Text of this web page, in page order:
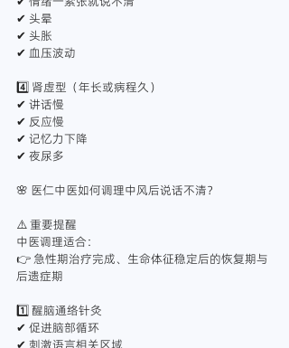
✔ 头晕
✔ 头胀
✔ 血压波动
4️⃣ 肾虚型（年长或病程久）
✔ 讲话慢
✔ 反应慢
✔ 记忆力下降
✔ 夜尿多
🌸 医仁中医如何调理中风后说话不清？
⚠️ 重要提醒
中医调理适合：
👉 急性期治疗完成、生命体征稳定后的恢复期与
后遗症期
1️⃣ 醒脑通络针灸
✔ 促进脑部循环
✔ 刺激语言相关区域